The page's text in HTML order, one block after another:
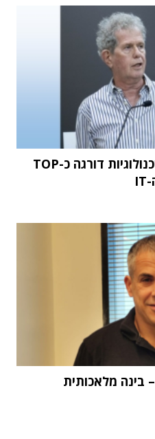
מחקר STKI השנתי: וואן טכנולוגיות דורגה כ-TOP
"העתיד הוא Physical AI – בינה מלאכותית